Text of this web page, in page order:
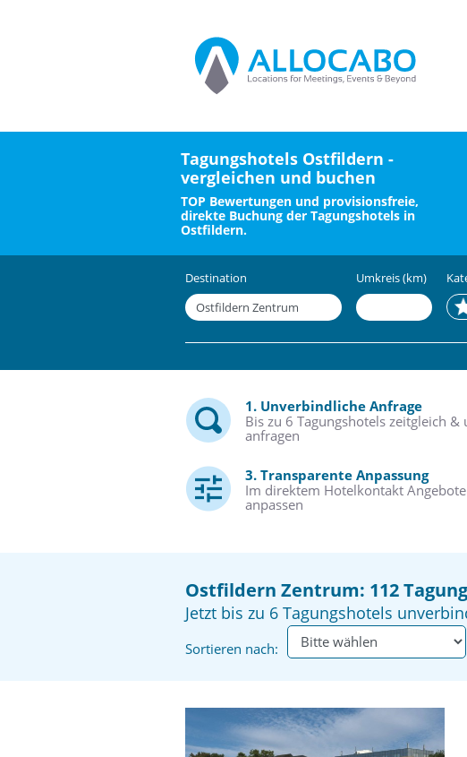
Tagungshotels Ostfildern -
vergleichen und buchen
TOP Bewertungen und provisionsfreie,
direkte Buchung der Tagungshotels in
Ostfildern.
Destination Umkreis (km)
1. Unverbindliche Anfrage
Bis zu 6 Tagungshotels zeitgleich
anfragen
3. Transparente Anpassung
Im direktem Hotelkontakt
anpassen
Ostfildern Zentrum: 112
Jetzt bis zu 6 Tagungshotels
Sortieren nach: